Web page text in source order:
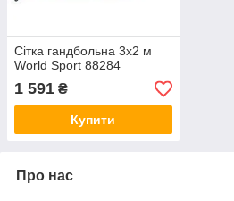
Сітка гандбольна 3х2 м
World Sport 88284
1 591 ₴
Купити
Про нас